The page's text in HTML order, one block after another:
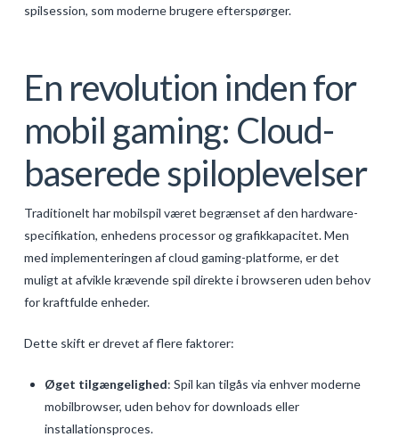
KONTAKT
spilsession, som moderne brugere efterspørger.
En revolution inden for
mobil gaming: Cloud-
baserede spiloplevelser
Traditionelt har mobilspil været begrænset af den hardware-
specifikation, enhedens processor og grafikkapacitet. Men
med implementeringen af cloud gaming-platforme, er det
muligt at afvikle krævende spil direkte i browseren uden behov
for kraftfulde enheder.
Dette skift er drevet af flere faktorer:
Øget tilgængelighed: Spil kan tilgås via enhver moderne
mobilbrowser, uden behov for downloads eller
installationsproces.